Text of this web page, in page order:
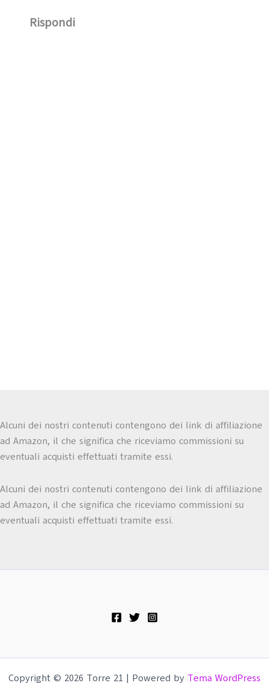
Rispondi
Alcuni dei nostri contenuti contengono dei link di affiliazione
ad Amazon, il che significa che riceviamo commissioni su
eventuali acquisti effettuati tramite essi.
Alcuni dei nostri contenuti contengono dei link di affiliazione
ad Amazon, il che significa che riceviamo commissioni su
eventuali acquisti effettuati tramite essi.
Copyright © 2026 Torre 21 | Powered by Tema WordPress